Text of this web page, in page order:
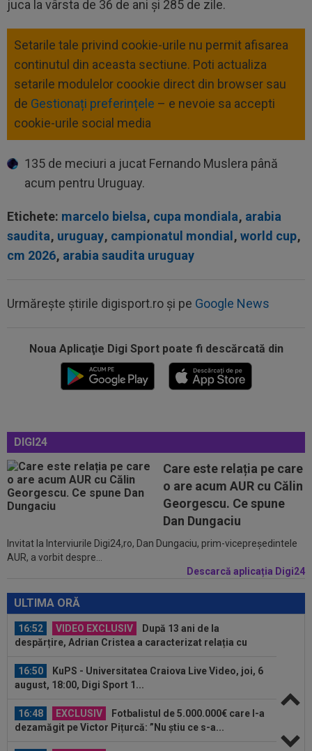
juca la vârsta de 36 de ani și 285 de zile.
Setarile tale privind cookie-urile nu permit afisarea
continutul din aceasta sectiune. Poti actualiza
setarile modulelor coookie direct din browser sau
de Gestionați preferințele – e nevoie sa accepti
cookie-urile social media
135 de meciuri a jucat Fernando Muslera până
acum pentru Uruguay.
Etichete: marcelo bielsa, cupa mondiala, arabia
saudita, uruguay, campionatul mondial, world cup,
cm 2026, arabia saudita uruguay
Urmărește știrile digisport.ro și pe Google News
Noua Aplicaţie Digi Sport poate fi descărcată din
DIGI24
Care este relația pe care
o are acum AUR cu Călin
Georgescu. Ce spune
Dan Dungaciu
Invitat la Interviurile Digi24,ro, Dan Dungaciu, prim-vicepreședintele
AUR, a vorbit despre...
Descarcă aplicația Digi24
ULTIMA ORĂ
august, 18:00, Digi Sport 1...
EXCLUSIV
Fotbalistul de 5.000.000€ care l-a
dezamăgit pe Victor Pițurcă: ”Nu știu ce s-a...
Craiova la meciul cu KuPS, din Europa League...
ocolișuri: ”Trebuie să plece”
16:17
Au plusat! Între Real Madrid și Arsenal, Vinicius
Junior a ales și semnează...
17:09
Dur! România a pierdut la scor în fața Franței,
la Campionatul Mondial. Singura...
a făcut fiica sa Teodora: ”Am fost...
16:52 VIDEO EXCLUSIV
După 13 ani de la
despărțire, Adrian Cristea a caracterizat relația cu
16:50
KuPS - Universitatea Craiova Live Video, joi, 6
august, 18:00, Digi Sport 1...
16:48 EXCLUSIV
Fotbalistul de 5.000.000€ care l-a
dezamăgit pe Victor Pițurcă: ”Nu știu ce s-a...